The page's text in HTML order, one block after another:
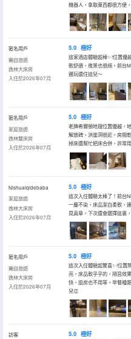
機器人，拿取東西都很方便
匿名用戶
獨自旅遊
逸林大床房
入住於2026年07月
5.0 極好
這家酒店體驗超棒✨!位置優
軟舒適，夜景也很絕。前台
邊玩還住這兒～
匿名用戶
家庭旅遊
逸林雙床房
入住於2026年07月
5.0 極好
老牌希爾頓地理位置優越，
解放碑、洪崖洞很近。房間
掉床還幫忙把床合併，非常
Nishuaiqidebaba
家庭旅遊
逸林大床房
入住於2026年07月
5.0 極好
這次入住體驗太棒了！前台
一塵不染，床品潔白柔軟，
見真章，下次還會選擇這裏
匿名用戶
獨自旅遊
逸林大床房
入住於2026年07月
5.0 極好
這次入住體驗超驚喜✨!位置
亮，床品軟乎乎的，隔音效
快，退房也不用等。早餐種
兒👏
訪客
5.0 極好